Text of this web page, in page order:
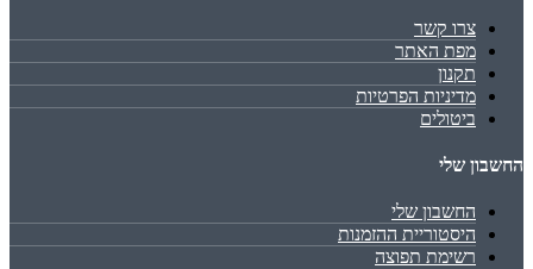
צרו קשר
מפת האתר
תקנון
מדיניות הפרטיות
ביטולים
החשבון שלי
החשבון שלי
היסטוריית ההזמנות
רשימת תפוצה